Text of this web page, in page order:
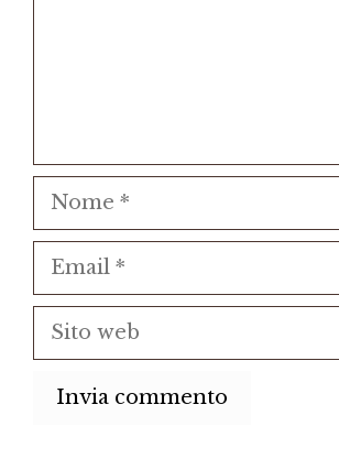
Nome
Email
Sito
web